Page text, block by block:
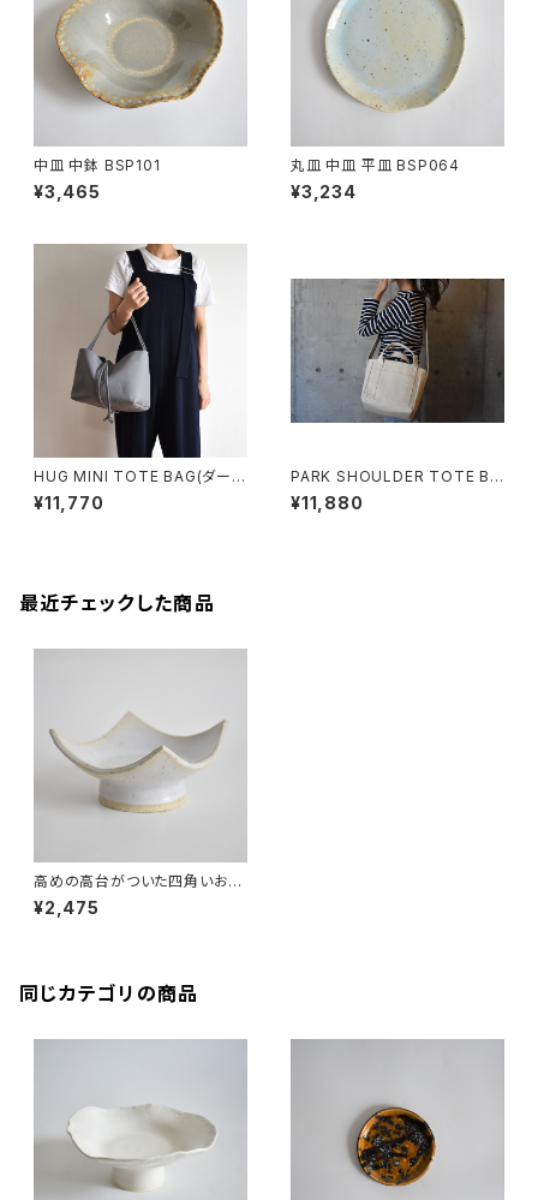
中皿 中鉢 BSP101
¥3,465
丸皿 中皿 平皿 BSP064
¥3,234
HUG MINI TOTE BAG(ダーク
グレー)
¥11,770
PARK SHOULDER TOTE BA
G (キナリ)
¥11,880
最近チェックした商品
高めの高台がついた四角いお皿
(白/光沢/青み)白御影土
¥2,475
同じカテゴリの商品